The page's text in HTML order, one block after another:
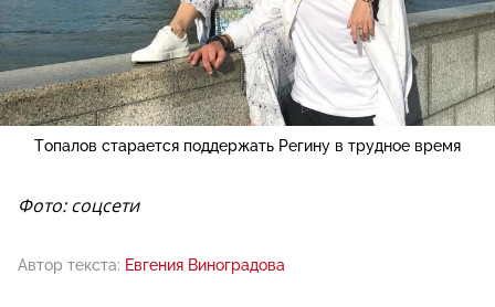
Топалов старается поддержать Регину в трудное время
Фото: соцсети
Автор текста: Евгения Виноградова